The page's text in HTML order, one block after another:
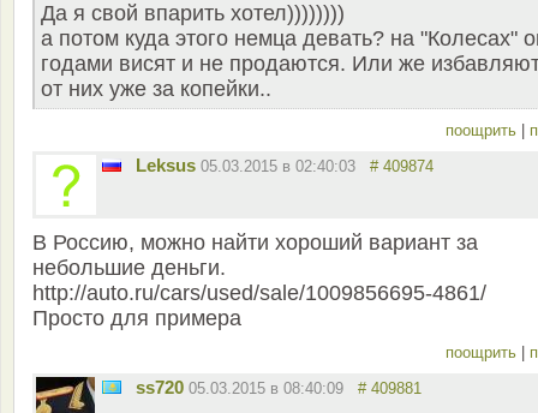
Да я свой впарить хотел))))))))
а потом куда этого немца девать? на "Колесах"
годами висят и не продаются. Или же
от них уже за копейки..
поощрить
Leksus 05.03.2015 в 02:40:03 # 409874
В Россию, можно найти хороший вариант за
небольшие деньги.
http://auto.ru/cars/used/sale/1009856695-4861/
Просто для примера
поощрить
ss720 05.03.2015 в 08:40:09 # 409881